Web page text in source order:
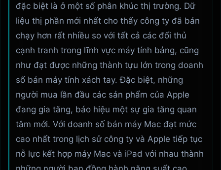
đặc biệt là ở một số phân khúc thị trường. Dữ
liệu thị phần mới nhất cho thấy công ty đã bán
chạy hơn rất nhiều so với tất cả các đối thủ
cạnh tranh trong lĩnh vực máy tính bảng, cũng
như đạt được những thành tựu lớn trong doanh
số bán máy tính xách tay. Đặc biệt, những
người mua lần đầu các sản phẩm của Apple
đang gia tăng, báo hiệu một sự gia tăng quan
tâm mới. Với doanh số bán máy Mac đạt mức
cao nhất trong lịch sử công ty và Apple tiếp tục
nỗ lực kết hợp máy Mac và iPad với nhau thành